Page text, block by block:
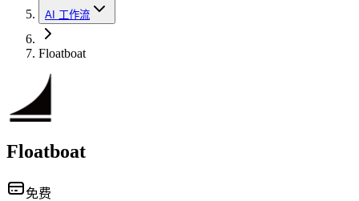
AI 工作流
Floatboat
Floatboat
免费